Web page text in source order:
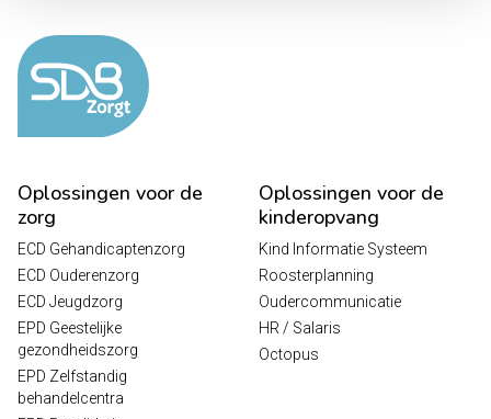
Oplossingen voor de
zorg
ECD Gehandicaptenzorg
ECD Ouderenzorg
ECD Jeugdzorg
EPD Geestelijke
gezondheidszorg
EPD Zelfstandig
behandelcentra
Oplossingen voor de
kinderopvang
Kind Informatie Systeem
Roosterplanning
Oudercommunicatie
HR / Salaris
Octopus